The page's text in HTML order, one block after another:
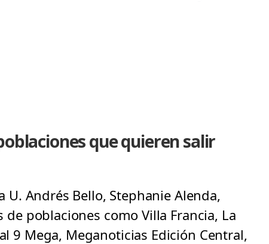
que quieren salir
U. Andrés Bello, Stephanie Alenda,
poblaciones como Villa Francia, La
9 Mega, Meganoticias Edición Central,